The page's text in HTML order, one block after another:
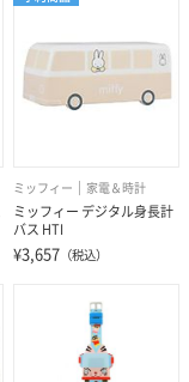
ミッフィー 家電＆時計
ミッフィー デジタル身長計
バス HTI
¥3,657 （税込）